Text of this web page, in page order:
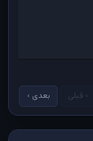
‹ قبلی بعدی ›